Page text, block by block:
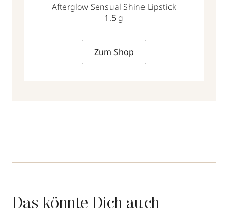
Afterglow Sensual Shine Lipstick
1.5 g
Zum Shop
Das könnte Dich auch